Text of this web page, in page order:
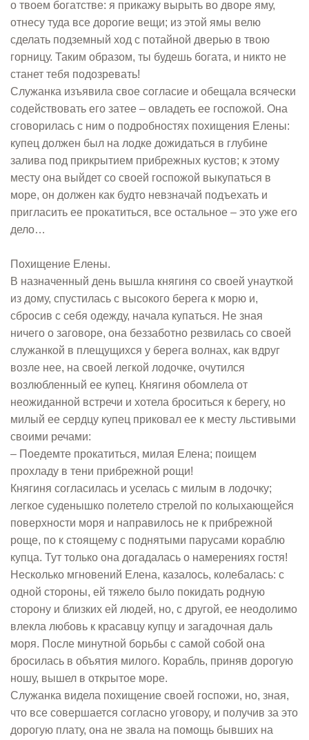
о твоем богатстве: я прикажу вырыть во дворе яму,
отнесу туда все дорогие вещи; из этой ямы велю
сделать подземный ход с потайной дверью в твою
горницу. Таким образом, ты будешь богата, и никто не
станет тебя подозревать!
Служанка изъявила свое согласие и обещала всячески
содействовать его затее – овладеть ее госпожой. Она
сговорилась с ним о подробностях похищения Елены:
купец должен был на лодке дожидаться в глубине
залива под прикрытием прибрежных кустов; к этому
месту она выйдет со своей госпожой выкупаться в
море, он должен как будто невзначай подъехать и
пригласить ее прокатиться, все остальное – это уже его
дело…
Похищение Елены.
В назначенный день вышла княгиня со своей унауткой
из дому, спустилась с высокого берега к морю и,
сбросив с себя одежду, начала купаться. Не зная
ничего о заговоре, она беззаботно резвилась со своей
служанкой в плещущихся у берега волнах, как вдруг
возле нее, на своей легкой лодочке, очутился
возлюбленный ее купец. Княгиня обомлела от
неожиданной встречи и хотела броситься к берегу, но
милый ее сердцу купец приковал ее к месту льстивыми
своими речами:
– Поедемте прокатиться, милая Елена; поищем
прохладу в тени прибрежной рощи!
Княгиня согласилась и уселась с милым в лодочку;
легкое суденышко полетело стрелой по колыхающейся
поверхности моря и направилось не к прибрежной
роще, по к стоящему с поднятыми парусами кораблю
купца. Тут только она догадалась о намерениях гостя!
Несколько мгновений Елена, казалось, колебалась: с
одной стороны, ей тяжело было покидать родную
сторону и близких ей людей, но, с другой, ее неодолимо
влекла любовь к красавцу купцу и загадочная даль
моря. После минутной борьбы с самой собой она
бросилась в объятия милого. Корабль, приняв дорогую
ношу, вышел в открытое море.
Служанка видела похищение своей госпожи, но, зная,
что все совершается согласно уговору, и получив за это
дорогую плату, она не звала на помощь бывших на